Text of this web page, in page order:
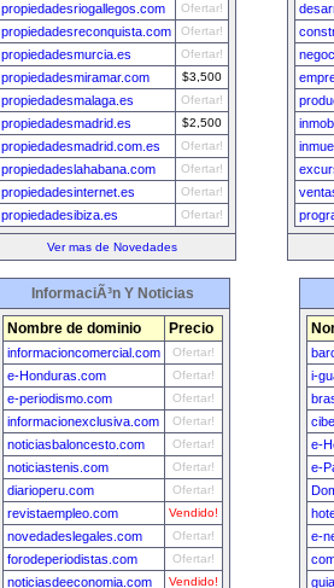
propiedadesriogallegos.com Ofertar!
propiedadesreconquista.com Ofertar!
propiedadesmurcia.es Ofertar!
propiedadesmiramar.com $3,500
propiedadesmalaga.es Ofertar!
propiedadesmadrid.es $2,500
propiedadesmadrid.com.es Ofertar!
propiedadeslahabana.com Ofertar!
propiedadesinternet.es Ofertar!
propiedadesibiza.es Ofertar!
Ver mas de Novedades
InformaciÃ³n Y Noticias
Nombre de dominio Precio
informacioncomercial.com Ofertar!
e-Honduras.com Ofertar!
e-periodismo.com Ofertar!
informacionexclusiva.com Ofertar!
noticiasbaloncesto.com Ofertar!
noticiastenis.com Ofertar!
diarioperu.com Ofertar!
revistaempleo.com Vendido!
novedadeslegales.com Ofertar!
forodeperiodistas.com Ofertar!
noticiasdeeconomia.com Vendido!
i-
e-
e-
e-